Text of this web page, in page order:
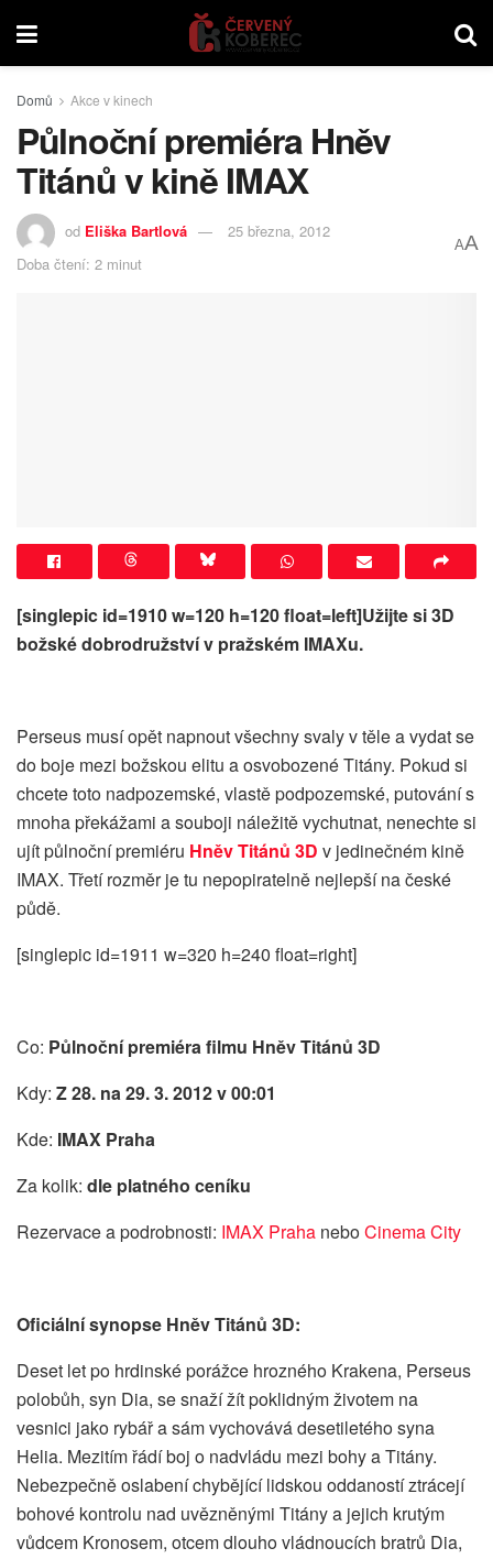
Domů Akce v kinech
Půlnoční premiéra Hněv
Titánů v kině IMAX
od Eliška Bartlová
25 března, 2012
Doba čtení: 2 minut
AA
[singlepic id=1910 w=120 h=120 float=left]Užijte si 3D
božské dobrodružství v pražském IMAXu.
Perseus musí opět napnout všechny svaly v těle a vydat se
do boje mezi božskou elitu a osvobozené Titány. Pokud si
chcete toto nadpozemské, vlastě podpozemské, putování s
mnoha překážami a souboji náležitě vychutnat, nenechte si
ujít půlnoční premiéru Hněv Titánů 3D v jedinečném kině
IMAX. Třetí rozměr je tu nepopiratelně nejlepší na české
půdě.
[singlepic id=1911 w=320 h=240 float=right]
Co: Půlnoční premiéra filmu Hněv Titánů 3D
Kdy: Z 28. na 29. 3. 2012 v 00:01
Kde: IMAX Praha
Za kolik: dle platného ceníku
Rezervace a podrobnosti: IMAX Praha neboCinema City
Oficiální synopse Hněv Titánů 3D:
Deset let po hrdinské porážce hrozného Krakena, Perseus
polobůh, syn Dia, se snaží žít poklidným životem na
vesnici jako rybář a sám vychovává desetiletého syna
Helia. Mezitím řádí boj o nadvládu mezi bohy a Titány.
Nebezpečně oslabení chybějící lidskou oddaností ztrácejí
bohové kontrolu nad uvězněnými Titány a jejich krutým
vůdcem Kronosem, otcem dlouho vládnoucích bratrů Dia,